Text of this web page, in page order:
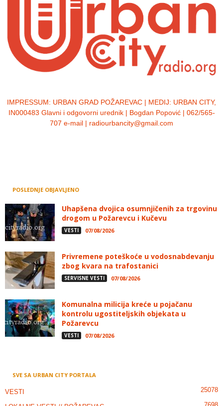
IMPRESSUM: URBAN GRAD POŽAREVAC | MEDIJ: URBAN CITY,
IN000483 Glavni i odgovorni urednik | Bogdan Popović | 062/565-
707 e-mail | radiourbancity@gmail.com
POSLEDNJE OBJAVLJENO
Uhapšena dvojica osumnjičenih za trgovinu
drogom u Požarevcu i Kučevu
VESTI 07/08/2026
Privremene poteškoće u vodosnabdevanju
zbog kvara na trafostanici
SERVISNE VESTI 07/08/2026
Komunalna milicija kreće u pojačanu
kontrolu ugostiteljskih objekata u
Požarevcu
VESTI 07/08/2026
SVE SA URBAN CITY PORTALA
VESTI 25078